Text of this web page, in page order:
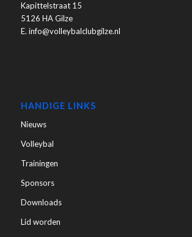
Kapittelstraat 15
5126 HA Gilze
E. info@volleybalclubgilze.nl
HANDIGE LINKS
Nieuws
Volleybal
Trainingen
Sponsors
Downloads
Lid worden